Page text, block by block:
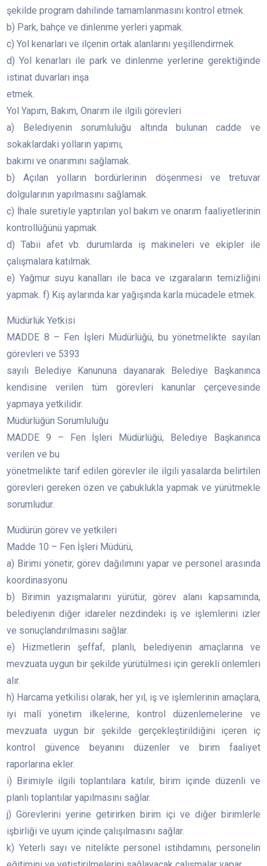
şekilde program dahilinde tamamlanmasını kontrol etmek.
b) Park, bahçe ve dinlenme yerleri yapmak.
c) Yol kenarları ve ilçenin ortak alanlarını yeşillendirmek.
d) Yol kenarları ile park ve dinlenme yerlerine gerektiğinde
istinat duvarları inşa
etmek.
Yol Yapım, Bakım, Onarım ile ilgili görevleri
a) Belediyenin sorumluluğu altında bulunan cadde ve
sokaklardaki yolların yapımı,
bakımı ve onarımını sağlamak.
b) Açılan yolların bordürlerinin döşenmesi ve tretuvar
dolgularının yapılmasını sağlamak.
c) İhale suretiyle yaptırılan yol bakım ve onarım faaliyetlerinin
kontrollüğünü yapmak.
d) Tabii afet vb. durumlarda iş makineleri ve ekipler ile
çalışmalara katılmak.
e) Yağmur suyu kanalları ile baca ve ızgaraların temizliğini
yapmak. f) Kış aylarında kar yağışında karla mücadele etmek.
Müdürlük Yetkisi
MADDE 8 – Fen İşleri Müdürlüğü, bu yönetmelikte sayılan
görevleri ve 5393
sayılı Belediye Kanununa dayanarak Belediye Başkanınca
kendisine verilen tüm görevleri kanunlar çerçevesinde
yapmaya yetkilidir.
Müdürlüğün Sorumluluğu
MADDE 9 – Fen İşleri Müdürlüğü, Belediye Başkanınca
verilen ve bu
yönetmelikte tarif edilen görevler ile ilgili yasalarda belirtilen
görevleri gereken özen ve çabuklukla yapmak ve yürütmekle
sorumludur.
Müdürün görev ve yetkileri
Madde 10 – Fen İşleri Müdürü,
a) Birimi yönetir, görev dağılımını yapar ve personel arasında
koordinasyonu
b) Birimin yazışmalarını yürütür, görev alanı kapsamında,
belediyenin diğer idareler nezdindeki iş ve işlemlerini izler
ve sonuçlandırılmasını sağlar.
e) Hizmetlerin şeffaf, planlı, belediyenin amaçlarına ve
mevzuata uygun bir şekilde yürütülmesi için gerekli önlemleri
alır.
h) Harcama yetkilisi olarak, her yıl, iş ve işlemlerinin amaçlara,
iyi malî yönetim ilkelerine, kontrol düzenlemelerine ve
mevzuata uygun bir şekilde gerçekleştirildiğini içeren iç
kontrol güvence beyanını düzenler ve birim faaliyet
raporlarına ekler.
i) Birimiyle ilgili toplantılara katılır, birim içinde düzenli ve
planlı toplantılar yapılmasını sağlar.
j) Görevlerini yerine getirirken birim içi ve diğer birimlerle
işbirliği ve uyum içinde çalışılmasını sağlar.
k) Yeterli sayı ve nitelikte personel istihdamını, personelin